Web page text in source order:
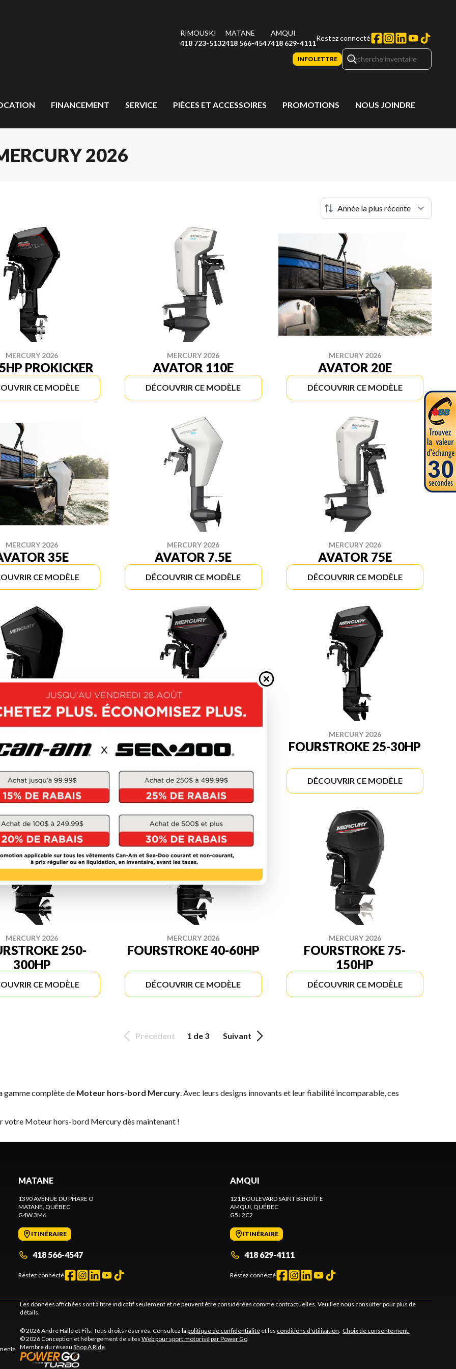
RIMOUSKI
418 723-5132
MATANE
418 566-4547
AMQUI
418 629-4111
Restez connecté
INFOLETTRE
FINANCEMENT SERVICE PIÈCES ET ACCESSOIRES PROMOTIONS NOUS JOINDRE
2026
MERCURY 2026
PROKICKER
CE MODÈLE
MERCURY 2026
AVATOR 110E
DÉCOUVRIR CE MODÈLE
MERCURY 2026
AVATOR 20E
DÉCOUVRIR CE MODÈLE
MERCURY 2026
35E
CE MODÈLE
MERCURY 2026
AVATOR 7.5E
DÉCOUVRIR CE MODÈLE
MERCURY 2026
AVATOR 75E
DÉCOUVRIR CE MODÈLE
175 -
225HP
CE MODÈLE
FOURSTROKE 2.5-20HP
DÉCOUVRIR CE MODÈLE
MERCURY 2026
FOURSTROKE 25-30HP
DÉCOUVRIR CE MODÈLE
MERCURY 2026
250-
300HP
CE MODÈLE
MERCURY 2026
FOURSTROKE 40-60HP
DÉCOUVRIR CE MODÈLE
MERCURY 2026
FOURSTROKE 75-
150HP
DÉCOUVRIR CE MODÈLE
Précédent 1 de 3 Suivant
gamme complète de Moteur hors-bord Mercury. Avec leurs designs innovants et leur fiabilité incomparable, ces
votre Moteur hors-bord Mercury dès maintenant !
MATANE
1390 AVENUE DU PHARE O
MATANE, QUÉBEC
G4W 3M6
ITINÉRAIRE
418 566-4547
Restez connecté
AMQUI
121 BOULEVARD SAINT BENOÎT E
AMQUI, QUÉBEC
G5J 2C2
ITINÉRAIRE
418 629-4111
Restez connecté
Les données affichées sont à titre indicatif seulement et ne peuvent être considérées comme contractuelles. Veuillez nous consulter pour plus de
détails.
© 2026 André Hallé et Fils. Tous droits réservés. Consultez la politique de confidentialitéet les conditions d'utilisation. Choix de consentement.
© 2026 Conception et hébergement de sites Web pour sport motorisé par Power Go.
Membre du réseau Shop A Ride.